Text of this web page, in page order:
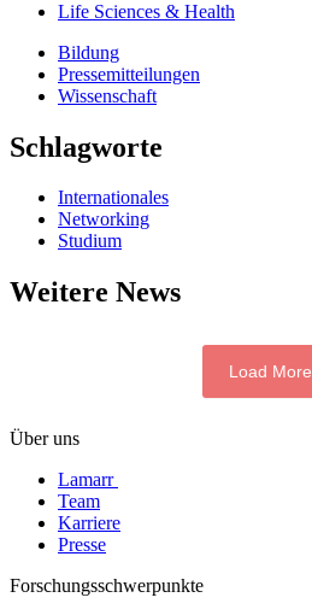
Life Sciences & Health
Bildung
Pressemitteilungen
Wissenschaft
Schlagworte
Internationales
Networking
Studium
Weitere News
Load More
Über uns
Lamarr
Team
Karriere
Presse
Forschungsschwerpunkte